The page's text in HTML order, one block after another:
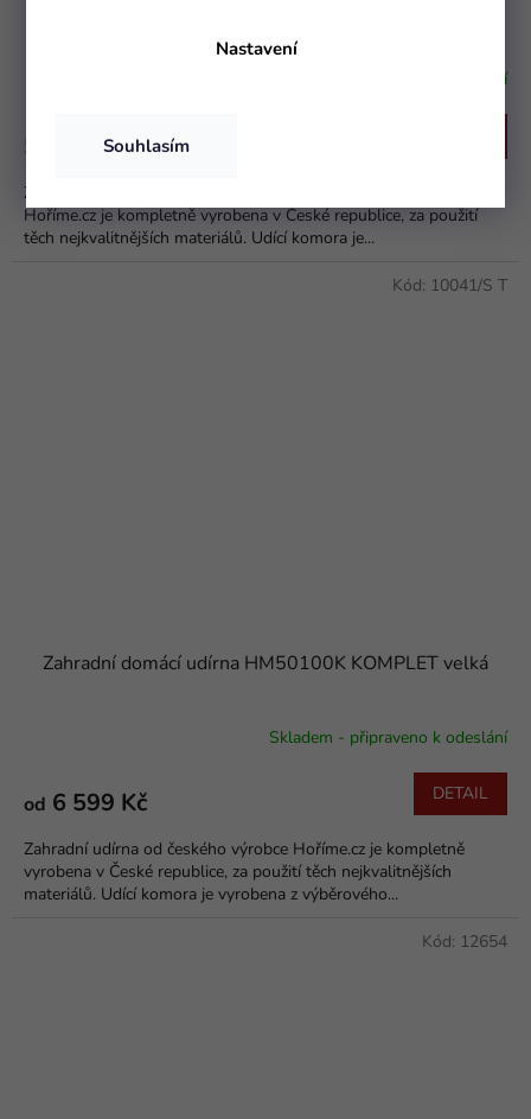
Nastavení
Souhlasím
Skladem - připraveno k odeslání
5 799 Kč
Zahradní udírna bez podstavce a topeniště od českého výrobce
Hoříme.cz je kompletně vyrobena v České republice, za použití
těch nejkvalitnějších materiálů. Udící komora je...
Zahradní domácí udírna HM50100K KOMPLET velká
je
z
5
hvězdiček.
Skladem - připraveno k odeslání
od 6 599 Kč DETAIL
Zahradní udírna od českého výrobce Hoříme.cz je kompletně
vyrobena v České republice, za použití těch nejkvalitnějších
materiálů. Udící komora je vyrobena z výběrového...
Kód: 10041/S T
Kód: 12654